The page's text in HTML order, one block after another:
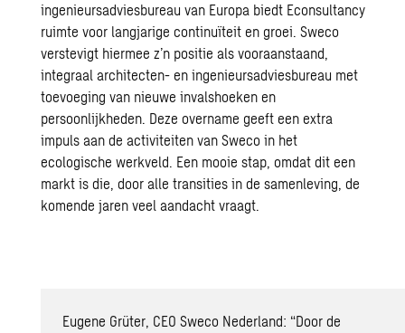
ingenieursadviesbureau van Europa biedt Econsultancy
ruimte voor langjarige continuïteit en groei. Sweco
verstevigt hiermee z’n positie als vooraanstaand,
integraal architecten- en ingenieursadviesbureau met
toevoeging van nieuwe invalshoeken en
persoonlijkheden. Deze overname geeft een extra
impuls aan de activiteiten van Sweco in het
ecologische werkveld. Een mooie stap, omdat dit een
markt is die, door alle transities in de samenleving, de
komende jaren veel aandacht vraagt.
Eugene Grüter, CEO Sweco Nederland: “Door de